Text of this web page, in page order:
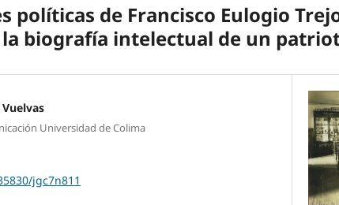
políticas de Francisco Eulogio
biografía intelectual de un
Universidad de Colima
jgc7n811